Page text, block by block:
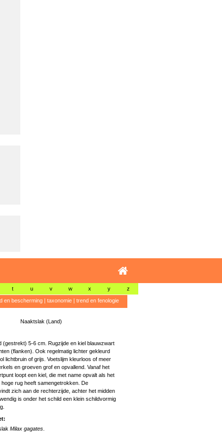
t u v w x y z
en bescherming| taxonomie| trend en fenologie
Naaktslak (Land)
(gestrekt) 5-6 cm. Rugzijde en kiel blauwzwart
(flanken). Ook regelmatig lichter gekleurd
lichtbruin of grijs. Voetslijm kleurloos of meer
en groeven grof en opvallend. Vanaf het
loopt een kiel, die met name opvalt als het
rug heeft samengetrokken. De
zich aan de rechterzijde, achter het midden
is onder het schild een klein schildvormig
Milax gagates.